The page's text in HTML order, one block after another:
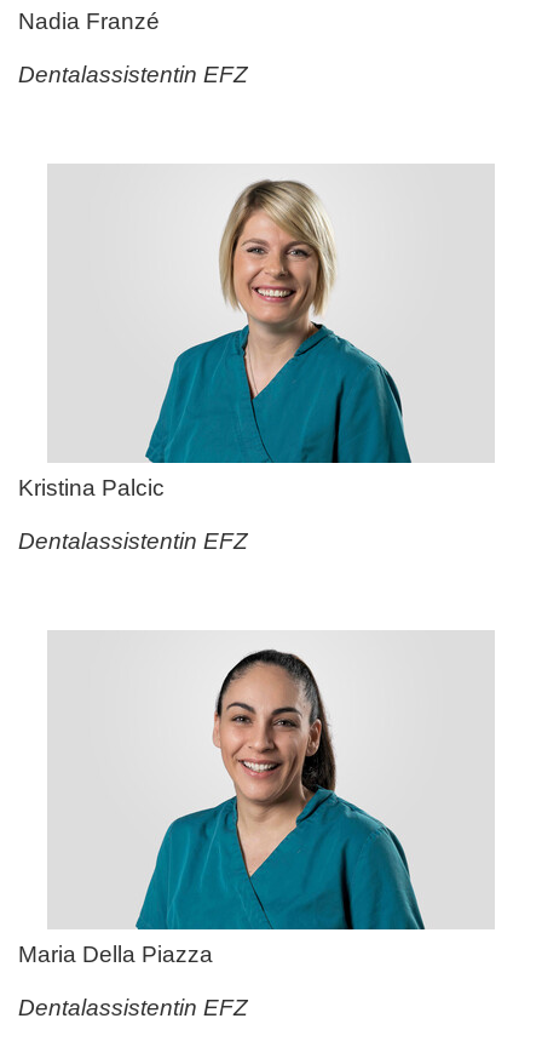
Nadia Franzé
Dentalassistentin EFZ
Kristina Palcic
Dentalassistentin EFZ
Maria Della Piazza
Dentalassistentin EFZ